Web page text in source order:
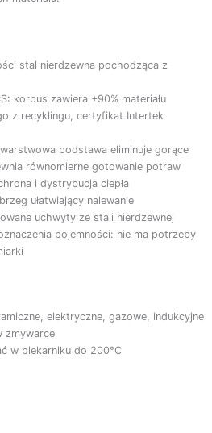
stal nierdzewna pochodząca z
korpus zawiera +90% materiału
z recyklingu, certyfikat Intertek
podstawa eliminuje gorące
równomierne gotowanie potraw
i dystrybucja ciepła
ułatwiający nalewanie
uchwyty ze stali nierdzewnej
pojemności: nie ma potrzeby
elektryczne, gazowe, indukcyjne
zmywarce
w piekarniku do 200°C